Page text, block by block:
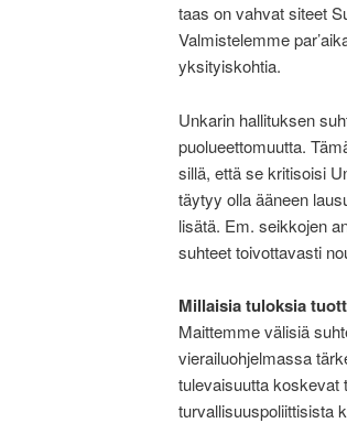
taas on vahvat siteet
Valmistelemme
yksityiskohtia.
Unkarin hallituksen
puolueettomuutta.
sillä, että se kritisoisi
täytyy olla ääneen
lisätä. Em. seikkojen
suhteet toivottavasti
Millaisia tuloksia
Maittemme välisiä
vierailuohjelmassa
tulevaisuutta koskevat
turvallisuuspoliittisista